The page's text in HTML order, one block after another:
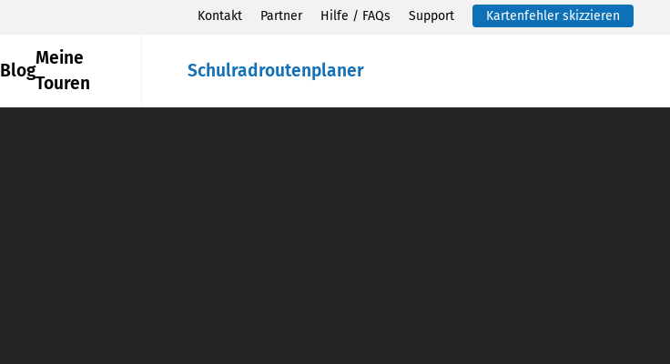
Kontakt Partner Hilfe / FAQs Support Kartenfehler skizzieren
Blog
Meine
Touren
Schulradroutenplaner